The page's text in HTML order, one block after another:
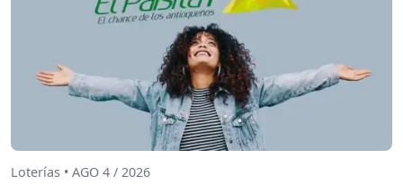
Loterías • AGO 4 / 2026